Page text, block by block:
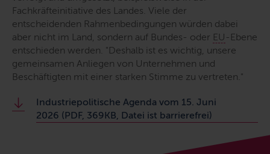
Fachkräfteinitiative des Landes. Viele der
entscheidenden Rahmenbedingungen würden dabei
aber nicht im Land, sondern auf Bundes- oder EU -Ebene
entschieden werden. "Deshalb ist es wichtig, unsere
gemeinsamen Anliegen von Unternehmen und
Beschäftigten mit einer starken Stimme zu vertreten."
Industriepolitische Agenda vom 15. Juni
2026 (PDF, 369KB, Datei ist barrierefrei)